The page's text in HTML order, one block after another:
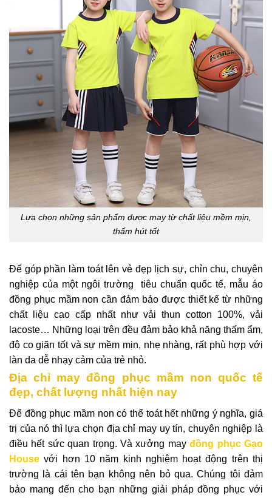
Lựa chọn những sản phẩm được may từ chất liệu mềm mịn,
thấm hút tốt
Để góp phần làm toát lên vẻ đẹp lịch sự, chỉn chu, chuyên
nghiệp của một ngôi trường tiêu chuẩn quốc tế, mẫu áo
đồng phụcmầm non cần đảm bảo được thiết kế từ những
chất liệu cao cấp nhất như vải thun cotton 100%, vải
lacoste… Những loại trên đều đảm bảo khả năng thấm ẩm,
độ co giãn tốt và sự mềm mịn, nhẹ nhàng, rất phù hợp với
làn da dễ nhạy cảm của trẻ nhỏ.
Địa chỉ may đồng phục mầm non quốc tế
đẹp, chất lượng nhất hiện nay
Để đồng phục mầm non có thể toát hết những ý nghĩa, giá
trị của nó thì lựa chọn địa chỉ may uy tín, chuyên nghiệp là
điều hết sức quan trọng. Và xưởng mayđồng phục Gạo
House với hơn 10 năm kinh nghiệm hoạt động trên thị
trường là cái tên bạn không nên bỏ qua. Chúng tôi đảm
bảo mang đến cho bạn những giải pháp đồng phục với